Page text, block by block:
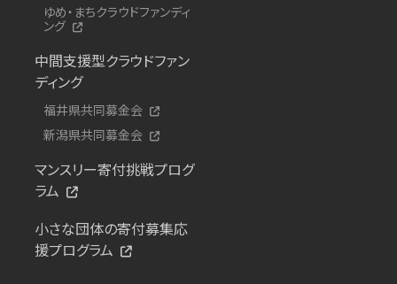
ゆめ・まちクラウドファンディ
ング
中間支援型クラウドファン
ディング
福井県共同募金会
新潟県共同募金会
マンスリー寄付挑戦プログ
ラム
小さな団体の寄付募集応
援プログラム